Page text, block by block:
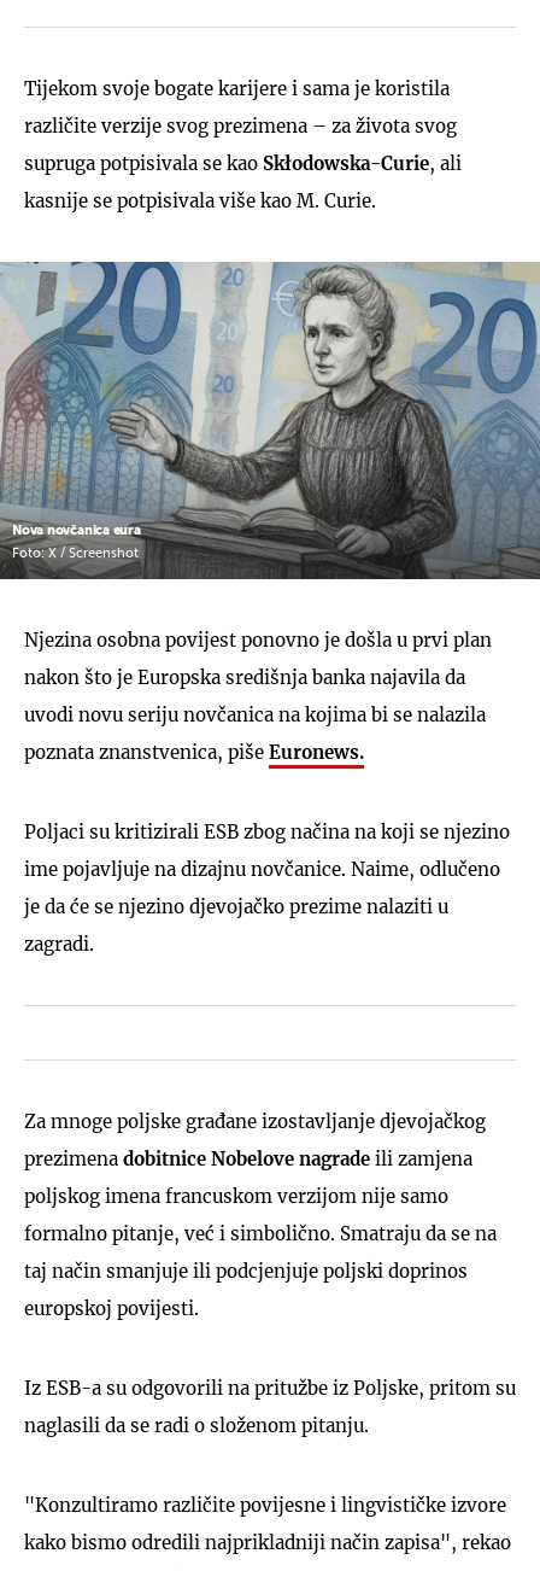
Tijekom svoje bogate karijere i sama je koristila
različite verzije svog prezimena – za života svog
supruga potpisivala se kao Skłodowska-Curie, ali
kasnije se potpisivala više kao M. Curie.
Nova novčanica eura
Foto: X / Screenshot
Njezina osobna povijest ponovno je došla u prvi plan
nakon što je Europska središnja banka najavila da
uvodi novu seriju novčanica na kojima bi se nalazila
poznata znanstvenica, piše Euronews.
Poljaci su kritizirali ESB zbog načina na koji se njezino
ime pojavljuje na dizajnu novčanice. Naime, odlučeno
je da će se njezino djevojačko prezime nalaziti u
zagradi.
Za mnoge poljske građane izostavljanje djevojačkog
prezimena dobitnice Nobelove nagrade ili zamjena
poljskog imena francuskom verzijom nije samo
formalno pitanje, već i simbolično. Smatraju da se na
taj način smanjuje ili podcjenjuje poljski doprinos
europskoj povijesti.
Iz ESB-a su odgovorili na pritužbe iz Poljske, pritom su
naglasili da se radi o složenom pitanju.
"Konzultiramo različite povijesne i lingvističke izvore
kako bismo odredili najprikladniji način zapisa", rekao